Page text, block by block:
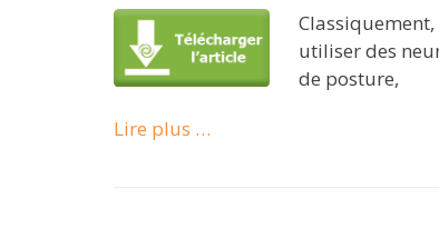
utiliser des
de posture,
Lire plus …